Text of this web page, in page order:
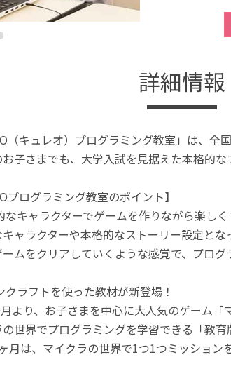
詳細情報
（キュレオ）プログラミング教室」は、
子さまでも、大学入試を見据えた本格的
プログラミング教室のポイント】
キャラクターでゲームを作りながら楽しく
ャラクターや本格的なストーリー設定と
ムをクリアしていくような感覚で、プログ
ラフトを使った教材が新登場！
より、お子さまを中心に大人気のゲーム「
世界でプログラミングを学習できる「教
月は、マイクラの世界で1つ1つミッション